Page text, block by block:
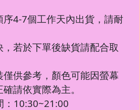
序4-7個工作天內出貨，請耐
，若於下單後缺貨請配合取
僅供參考，顏色可能因螢幕
請依實際為主。
：10:30~21:00